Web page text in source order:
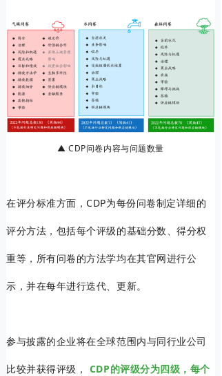
▲ CDP问卷内容与问题数量
在评分标准方面，CDP为每份问卷制定详细的
评分方法，包括每个评级的基础分数、得分权
重等，所有问卷的方法学均在其官网进行公
示，并在每年进行迭代、更新。
参与披露的企业将在全球范围内与同行业公司
比较并获得评级， CDP的评级分为四级，每个